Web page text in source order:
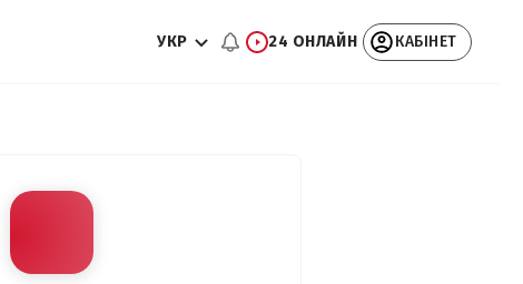
УКР 24 ОНЛАЙН КАБІНЕТ